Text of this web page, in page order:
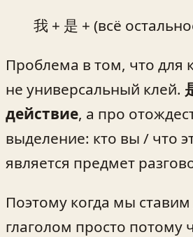
我 + 是 + (всё
Проблема в том, что для
не универсальный клей.
действие, а про
выделение: кто вы / что
является предмет
Поэтому когда мы ставим
глаголом просто потому